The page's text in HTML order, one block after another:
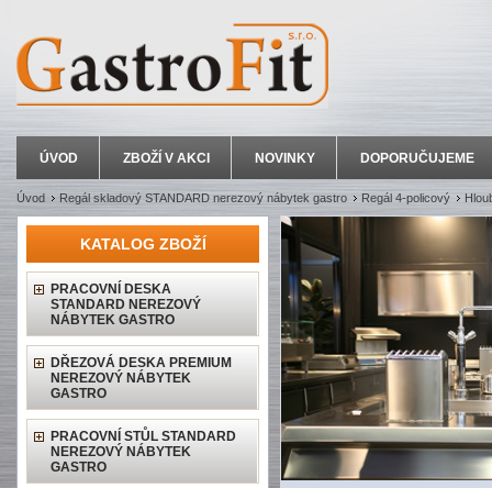
ÚVOD ZBOŽÍ V AKCI NOVINKY DOPORUČUJEME
Úvod Regál skladový STANDARD nerezový nábytek gastro Regál 4-policový
KATALOG ZBOŽÍ
PRACOVNÍ DESKA
STANDARD NEREZOVÝ
NÁBYTEK GASTRO
DŘEZOVÁ DESKA PREMIUM
NEREZOVÝ NÁBYTEK
GASTRO
PRACOVNÍ STŮL STANDARD
NEREZOVÝ NÁBYTEK
GASTRO